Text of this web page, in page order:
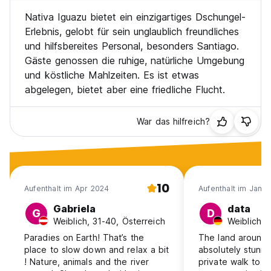
Nativa Iguazu bietet ein einzigartiges Dschungel-
Erlebnis, gelobt für sein unglaublich freundliches
und hilfsbereites Personal, besonders Santiago.
Gäste genossen die ruhige, natürliche Umgebung
und köstliche Mahlzeiten. Es ist etwas
abgelegen, bietet aber eine friedliche Flucht.
War das hilfreich?
Aufenthalt im Apr 2024 10
G Gabriela
Weiblich, 31-40, Österreich
Paradies on Earth! That’s the
place to slow down and relax a bit
! Nature, animals and the river
Aufenthalt im Jan
D data
The land around
absolutely
private walk to